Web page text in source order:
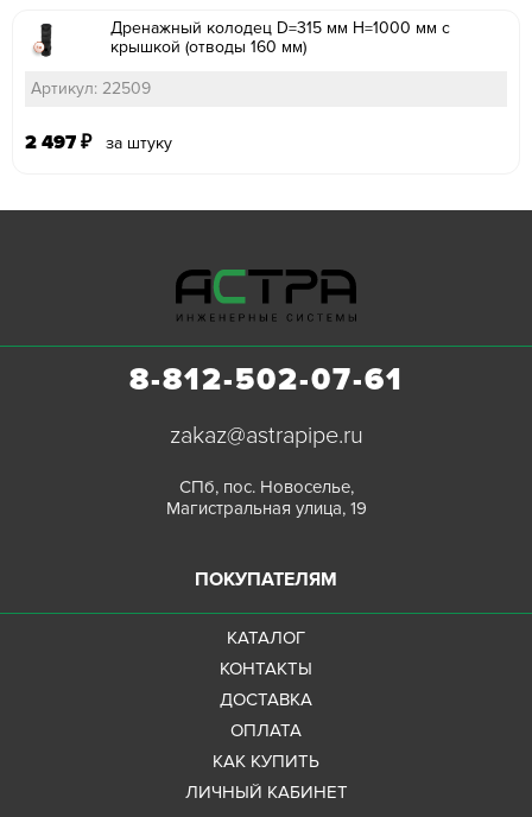
Дренажный колодец D=315 мм H=1000 мм с
крышкой (отводы 160 мм)
Артикул: 22509
2 497 ₽ за штуку
8-812-502-07-61
zakaz@astrapipe.ru
СПб, пос. Новоселье,
Магистральная улица, 19
ПОКУПАТЕЛЯМ
КАТАЛОГ
КОНТАКТЫ
ДОСТАВКА
ОПЛАТА
КАК КУПИТЬ
ЛИЧНЫЙ КАБИНЕТ